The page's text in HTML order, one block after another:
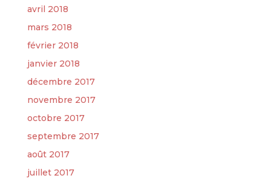
avril 2018
mars 2018
février 2018
janvier 2018
décembre 2017
novembre 2017
octobre 2017
septembre 2017
août 2017
juillet 2017